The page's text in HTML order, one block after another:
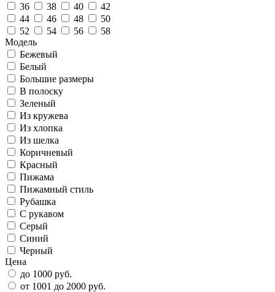
36
38 40
42
44
46 48
50
52
54 56
58
Модель
Бежевый
Белый
Большие размеры
В полоску
Зеленый
Из кружева
Из хлопка
Из шелка
Коричневый
Красный
Пижама
Пижамный стиль
Рубашка
С рукавом
Серый
Синий
Черный
Цена
до 1000 руб.
от 1001 до 2000 руб.